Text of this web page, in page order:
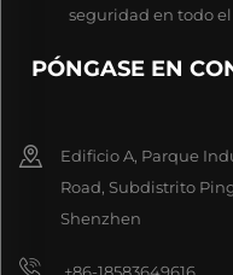
seguridad en todo
PÓNGASE EN
Edificio A, Parque
Road, Subdistrito
Shenzhen